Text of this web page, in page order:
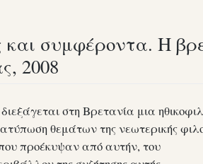
συμφέροντα. Η
2008
στη Βρετανία μια
θεμάτων της νεωτερικής
προέκυψαν από αυτήν, του